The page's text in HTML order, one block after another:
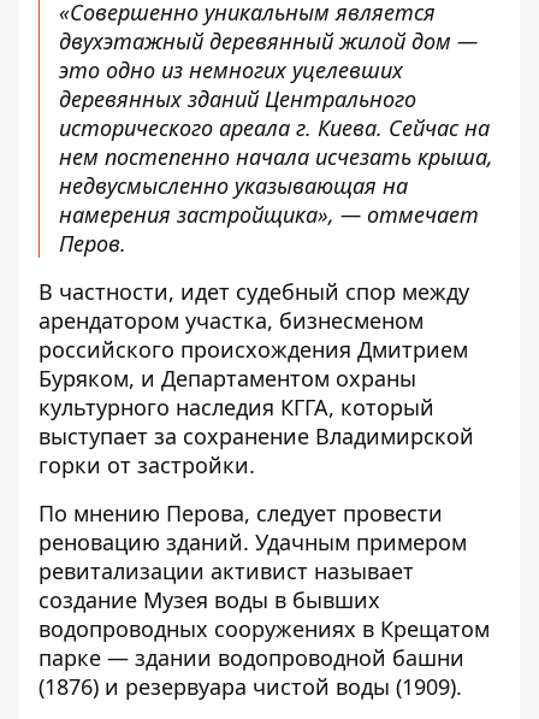
«Совершенно уникальным является
двухэтажный деревянный жилой дом —
это одно из немногих уцелевших
деревянных зданий Центрального
исторического ареала г. Киева. Сейчас на
нем постепенно начала исчезать крыша,
недвусмысленно указывающая на
намерения застройщика», — отмечает
Перов.
В частности, идет судебный спор между
арендатором участка, бизнесменом
российского происхождения Дмитрием
Буряком, и Департаментом охраны
культурного наследия КГГА, который
выступает за сохранение Владимирской
горки от застройки.
По мнению Перова, следует провести
реновацию зданий. Удачным примером
ревитализации активист называет
создание Музея воды в бывших
водопроводных сооружениях в Крещатом
парке — здании водопроводной башни
(1876) и резервуара чистой воды (1909).